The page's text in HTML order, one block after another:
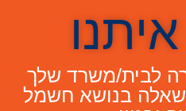
לבית/משרד שלך
שאלה בנושא חשמל